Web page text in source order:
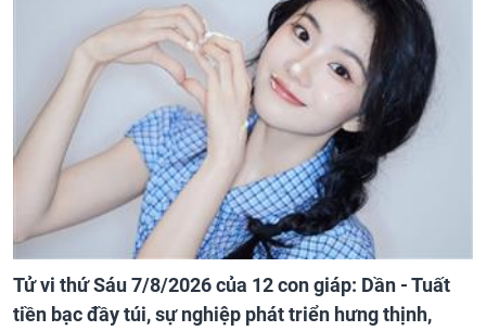
Tử vi thứ Sáu 7/8/2026 của 12 con giáp: Dần - Tuất
tiền bạc đầy túi, sự nghiệp phát triển hưng thịnh,